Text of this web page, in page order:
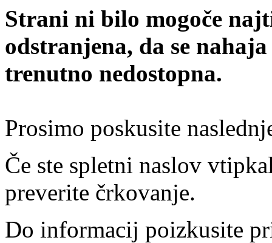
Strani ni bilo mogoče
odstranjena, da se
trenutno nedostopna.
Prosimo poskusite
Če ste spletni naslov
preverite črkovanje.
Do informacij poizkusite